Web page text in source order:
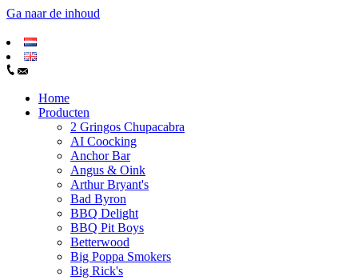
Ga naar de inhoud
Home
Producten
2 Gringos Chupacabra
AI Coocking
Anchor Bar
Angus & Oink
Arthur Bryant's
Bad Byron
BBQ Delight
BBQ Pit Boys
Betterwood
Big Poppa Smokers
Big Rick's